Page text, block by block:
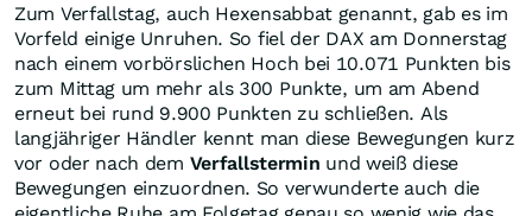
Zum Verfallstag, auch Hexensabbat genannt, gab es im
Vorfeld einige Unruhen. So fiel der DAX am Donnerstag
nach einem vorbörslichen Hoch bei 10.071 Punkten bis
zum Mittag um mehr als 300 Punkte, um am Abend
erneut bei rund 9.900 Punkten zu schließen. Als
langjähriger Händler kennt man diese Bewegungen kurz
vor oder nach dem Verfallstermin und weiß diese
Bewegungen einzuordnen. So verwunderte auch die